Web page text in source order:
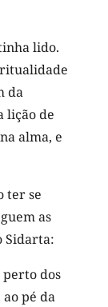
lido.
da
lição de
alma, e
ter se
as
Sidarta:
perto dos
pé da